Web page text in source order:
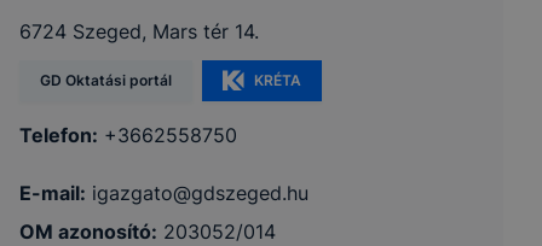
6724 Szeged, Mars tér 14.
GD Oktatási portál KRÉTA
Telefon: +3662558750
E-mail: igazgato@gdszeged.hu
OM azonosító: 203052/014